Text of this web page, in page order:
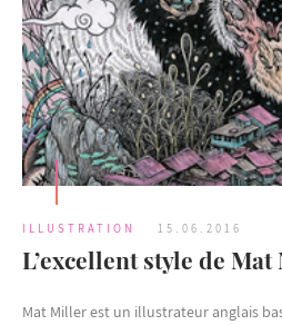
ILLUSTRATION 15.06.2016
L’excellent style de
Mat Miller est un illustrateur anglais